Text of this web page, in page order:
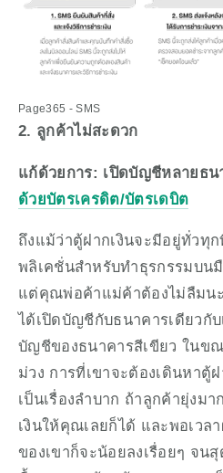
Page365 - SMS
2. ลูกค้าไม่สะดวก
แก้ด้วยการ: เปิดบัญชีหลายธน
ด้วยบัตรเครดิต/บัตรเดบิต
ถึงแม้ว่าตู้ฝากเงินจะมีอยู่ทั่วทุ
พลิเคชั่นสำหรับทำธุรกรรมบน
แต่คุณพ่อค้าแม่ค้าต้องไม่ลืมนะ
ได้เปิดบัญชีกับธนาคารเดียวกั
บัญชีของธนาคารสีเขียว ใน
ม่วง การที่เขาจะต้องเดินหาตู้
เป็นเรื่องลำบาก ถ้าลูกค้ายุ่งม
เงินให้คุณเลยก็ได้ และพอเวล
ของเขาก็จะน้อยลงเรื่อยๆ จน